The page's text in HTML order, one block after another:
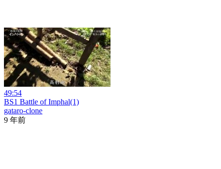
49:54
BS1 Battle of Imphal(1)
gataro-clone
9 年前